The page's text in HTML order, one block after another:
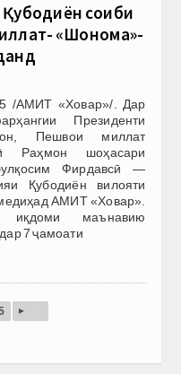
соҳиби
«Шоҳнома»-
/АМИТ «Ховар»/. Дар
Президенти
Пешвои миллат
Раҳмон шоҳасари
Фирдавсӣ —
Қубодиён вилояти
АМИТ «Ховар».
маънавию
7 ҷамоати
▸